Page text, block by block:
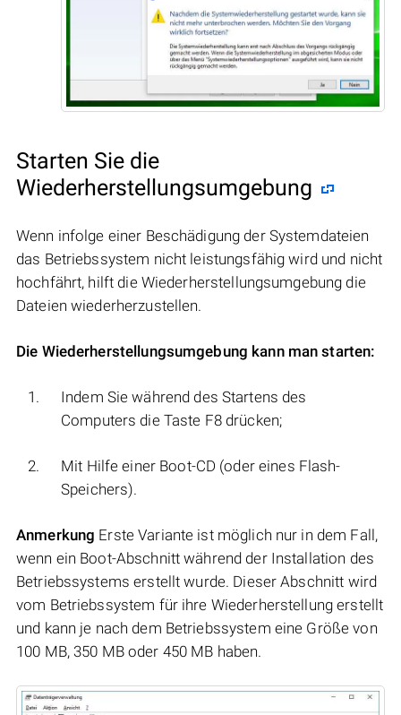
Starten Sie die
Wiederherstellungsumgebung
Wenn infolge einer Beschädigung der Systemdateien
das Betriebssystem nicht leistungsfähig wird und nicht
hochfährt, hilft die Wiederherstellungsumgebung die
Dateien wiederherzustellen.
Die Wiederherstellungsumgebung kann man starten:
Indem Sie während des Startens des
Computers die Taste F8 drücken;
Mit Hilfe einer Boot-CD (oder eines Flash-
Speichers).
Anmerkung Erste Variante ist möglich nur in dem Fall,
wenn ein Boot-Abschnitt während der Installation des
Betriebssystems erstellt wurde. Dieser Abschnitt wird
vom Betriebssystem für ihre Wiederherstellung erstellt
und kann je nach dem Betriebssystem eine Größe von
100 MB, 350 MB oder 450 MB haben.